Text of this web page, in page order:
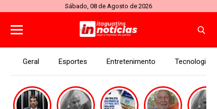
Sábado, 08 de Agosto de 2026
Geral Esportes Entretenimento Tecnologia